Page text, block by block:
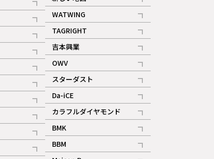
記事
WATWING
記事
TAGRIGHT
記事
吉本興業
記事
OWV
記事
ギャラリー
スターダスト
記事
Da-iCE
記事
カラフルダイヤモンド
記事
BMK
記事
ギャラリー
BBM
記事